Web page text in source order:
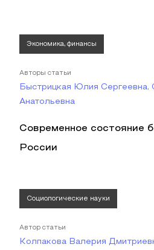
Экономика, финансы
Авторы статьи
Быстрицкая Юлия Сергеевна,
Анатольевна
Современное состояние
России
Социологические науки
Автор статьи
Колпакова Валерия